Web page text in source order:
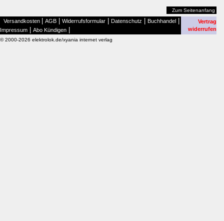
Zum Seitenanfang
Versandkosten AGB Widerrufsformular Datenschutz Buchhandel
Impressum Abo Kündigen
Vertrag
widerrufen
© 2000-2026 elektrolok.de/xyania internet verlag